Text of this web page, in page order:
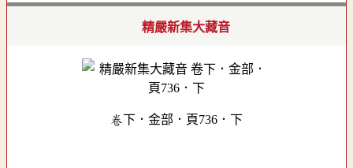
精嚴新集大藏音
卷下．金部．頁736．下